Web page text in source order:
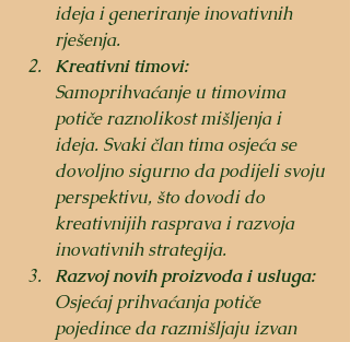
ideja i generiranje inovativnih
rješenja.
Kreativni timovi:
Samoprihvaćanje u timovima
potiče raznolikost mišljenja i
ideja. Svaki član tima osjeća se
dovoljno sigurno da podijeli svoju
perspektivu, što dovodi do
kreativnijih rasprava i razvoja
inovativnih strategija.
Razvoj novih proizvoda i usluga:
Osjećaj prihvaćanja potiče
pojedince da razmišljaju izvan